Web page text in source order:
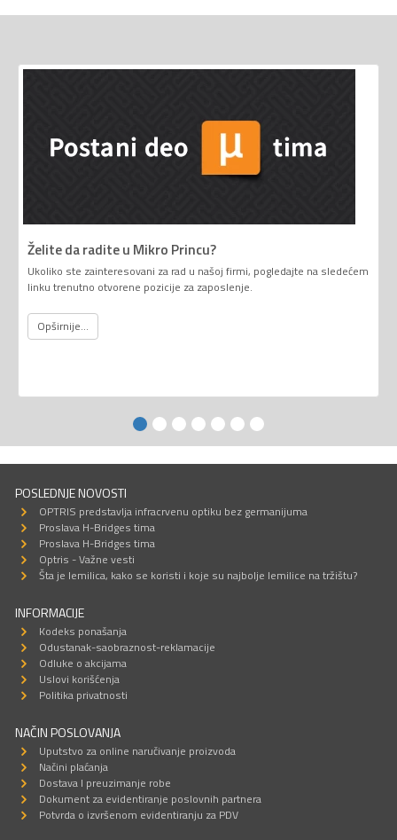
Želite da radite u Mikro Princu?
Ukoliko ste zainteresovani za rad u našoj firmi, pogledajte na sledećem
linku trenutno otvorene pozicije za zaposlenje.
Opširnije...
POSLEDNJE NOVOSTI
OPTRIS predstavlja infracrvenu optiku bez germanijuma
Proslava H-Bridges tima
Proslava H-Bridges tima
Optris - Važne vesti
Šta je lemilica, kako se koristi i koje su najbolje lemilice na tržištu?
INFORMACIJE
Kodeks ponašanja
Odustanak-saobraznost-reklamacije
Odluke o akcijama
Uslovi korišćenja
Politika privatnosti
NAČIN POSLOVANJA
Uputstvo za online naručivanje proizvoda
Načini plaćanja
Dostava I preuzimanje robe
Dokument za evidentiranje poslovnih partnera
Potvrda o izvršenom evidentiranju za PDV